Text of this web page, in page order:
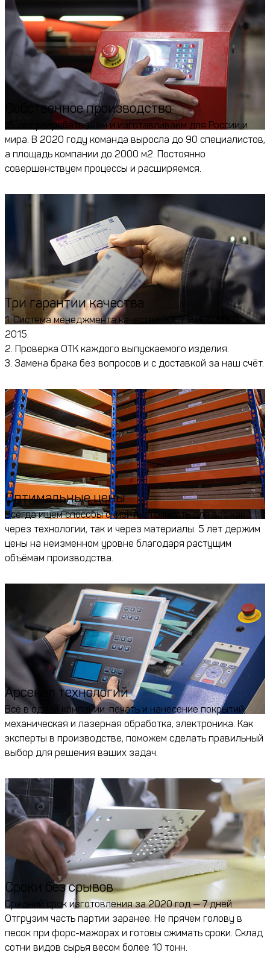
Собственное производство
15 лет разрабатываем и изготавливаем для России и
мира. В 2020 году команда выросла до 90 специалистов,
а площадь компании до 2000 м2. Постоянно
совершенствуем процессы и расширяемся.
Три гарантии качества
1. Система менеджмента качества ГОСТ Р ИСО 9001-
2015.
2. Проверка ОТК каждого выпускаемого изделия.
3. Замена брака без вопросов и с доставкой за наш счёт.
Оптимальные цены
Всегда ищем способы снизить стоимость для вас как
через технологии, так и через материалы. 5 лет держим
цены на неизменном уровне благодаря растущим
объёмам производства.
Арсенал технологий
Всё в одной компании: печать и нанесение покрытий,
механическая и лазерная обработка, электроника. Как
эксперты в производстве, поможем сделать правильный
выбор для решения ваших задач.
Сроки без срывов
Средний срок изготовления за 2020 год — 7 дней.
Отгрузим часть партии заранее. Не прячем голову в
песок при форс-мажорах и готовы сжимать сроки. Склад
сотни видов сырья весом более 10 тонн.